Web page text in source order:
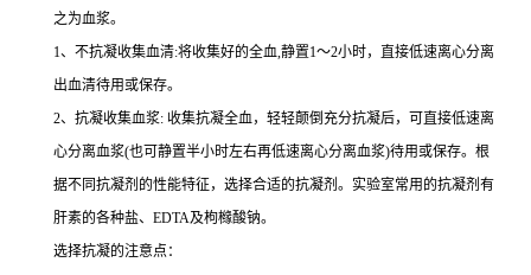
之为血浆。
1、不抗凝收集血清:将收集好的全血,静置1～2小时，直接低速离心分离
出血清待用或保存。
2、抗凝收集血浆: 收集抗凝全血，轻轻颠倒充分抗凝后，可直接低速离
心分离血浆(也可静置半小时左右再低速离心分离血浆)待用或保存。根
据不同抗凝剂的性能特征，选择合适的抗凝剂。实验室常用的抗凝剂有
肝素的各种盐、EDTA及枸橼酸钠。
选择抗凝的注意点：